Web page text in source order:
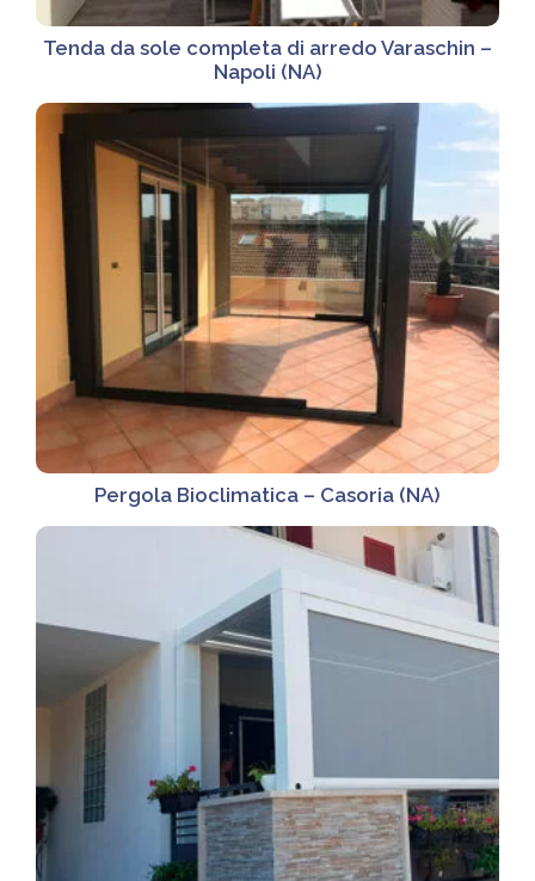
Tenda da sole completa di arredo Varaschin –
Napoli (NA)
Pergola Bioclimatica – Casoria (NA)